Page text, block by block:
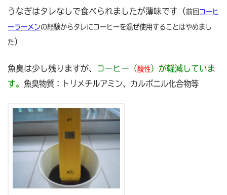
うなぎはタレなしで食べられましたが薄味です（前回コーヒ
ーラーメンの経験からタレにコーヒーを混ぜ使用することはやめまし
た ）
魚臭は少し残りますが、 コーヒー（酸性）が軽減していま
す。 魚臭物質：トリメチルアミン、カルボニル化合物等